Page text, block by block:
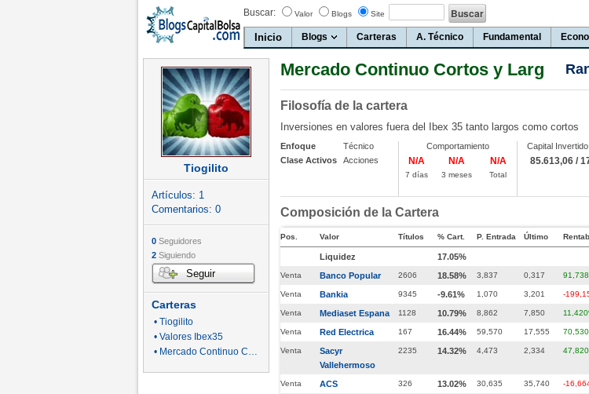
Buscar: Valor Blogs Site
Inicio Blogs Carteras A. Técnico Fundamental
Tiogilito
Artículos: 1
Comentarios: 0
0 Seguidores
2 Siguiendo
Seguir
Carteras
• Tiogilito
• Valores Ibex35
• Mercado Continuo Cortos y Larg
Mercado Continuo Cortos y Larg
Filosofía de la cartera
Inversiones en valores fuera del Ibex 35 tanto largos como cortos
Enfoque
Técnico
Clase Activos
Acciones
Comportamiento
N/A
7 días
N/A
3 meses
N/A
Total
Capital
85.613,06 /
Composición de la Cartera
Pos. Valor Títulos % Cart. P. Entrada Último Rentab.
Liquidez 17.05%
Venta Banco Popular 2606 18.58% 3,837 0,317
Venta Bankia 9345 -9.61% 1,070 3,201 -
Venta Mediaset Espana 1128 10.79% 8,862 7,850
Venta Red Electrica 167 16.44% 59,570 17,555
Venta
Sacyr
Vallehermoso
2235 14.32% 4,473 2,334
Venta ACS 326 13.02% 30,635 35,740 -